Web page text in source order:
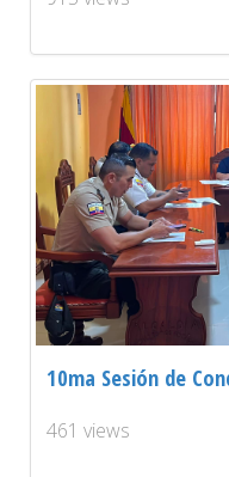
10ma Sesión de
461 views